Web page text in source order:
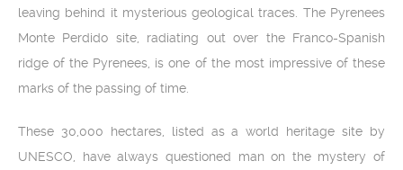
leaving behind it mysterious geological traces. The Pyrenees
Monte Perdido site, radiating out over the Franco-Spanish
ridge of the Pyrenees, is one of the most impressive of these
marks of the passing of time.
These 30,000 hectares, listed as a world heritage site by
UNESCO, have always questioned man on the mystery of